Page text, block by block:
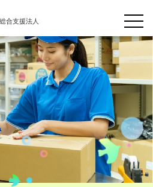
合支援法人